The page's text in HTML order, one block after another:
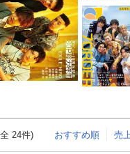
24件) おすすめ順 売